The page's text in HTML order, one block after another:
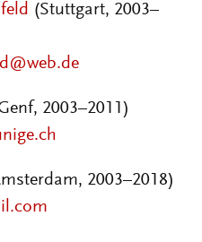
(Stuttgart, 2003–
2003–2011)
2003–2018)